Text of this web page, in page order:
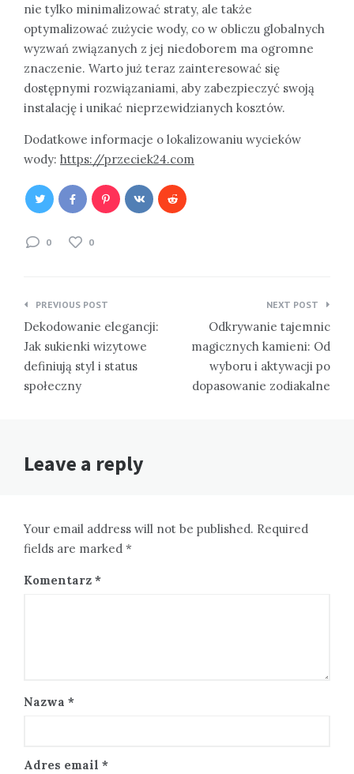
nie tylko minimalizować straty, ale także
optymalizować zużycie wody, co w obliczu globalnych
wyzwań związanych z jej niedoborem ma ogromne
znaczenie. Warto już teraz zainteresować się
dostępnymi rozwiązaniami, aby zabezpieczyć swoją
instalację i unikać nieprzewidzianych kosztów.
Dodatkowe informacje o lokalizowaniu wycieków
wody: https://przeciek24.com
0 0
Nawigacja
wpisu
PREVIOUS POST
Dekodowanie elegancji:
Jak sukienki wizytowe
definiują styl i status
społeczny
NEXT POST
Odkrywanie tajemnic
magicznych kamieni: Od
wyboru i aktywacji po
dopasowanie zodiakalne
Leave a reply
Your email address will not be published. Required
fields are marked *
Komentarz *
Nazwa *
Adres email *